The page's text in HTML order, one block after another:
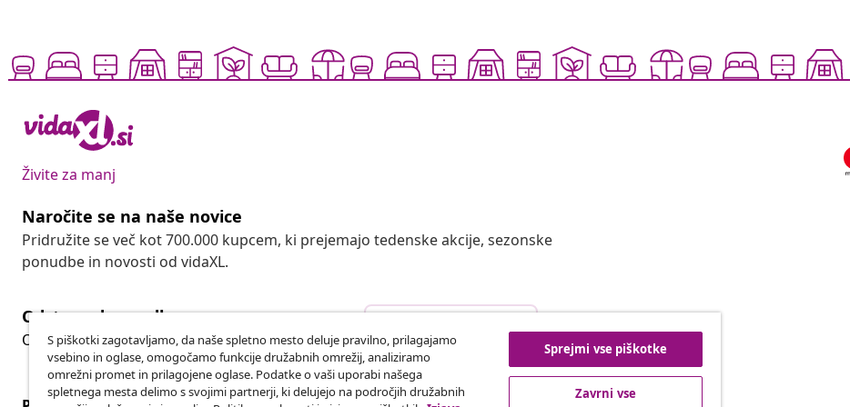
Živite za manj
Naročite se na naše novice
Pridružite se več kot 700.000 kupcem, ki prejemajo tedenske akcije, sezonske
ponudbe in novosti od vidaXL.
Odstop od pogodbe
Oddaj zahtevek za odstop od naročila.
Odstop od pogodbe
S piškotki zagotavljamo, da naše spletno mesto deluje pravilno, prilagajamo
vsebino in oglase, omogočamo funkcije družabnih omrežij, analiziramo
omrežni promet in prilagojene oglase. Podatke o vaši uporabi našega
spletnega mesta delimo s svojimi partnerji, ki delujejo na področjih družabnih
Sprejmi vse piškotke
Zavrni vse